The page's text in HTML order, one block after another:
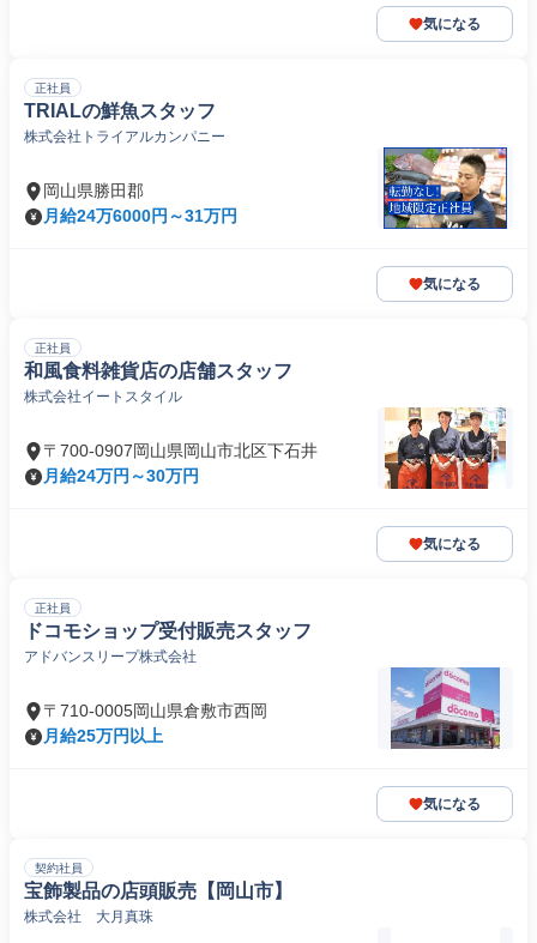
気になる
正社員
TRIALの鮮魚スタッフ
株式会社トライアルカンパニー
岡山県勝田郡
月給24万6000円～31万円
気になる
正社員
和風食料雑貨店の店舗スタッフ
株式会社イートスタイル
〒700-0907岡山県岡山市北区下石井
月給24万円～30万円
気になる
正社員
ドコモショップ受付販売スタッフ
アドバンスリープ株式会社
〒710-0005岡山県倉敷市西岡
月給25万円以上
気になる
契約社員
宝飾製品の店頭販売【岡山市】
株式会社 大月真珠